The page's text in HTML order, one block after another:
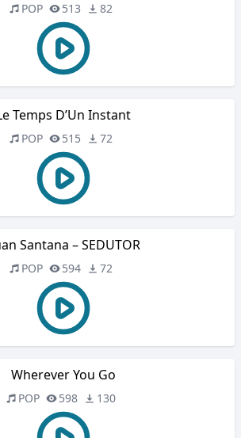
POP 513 82
Temps D’Un Instant
POP 515 72
Santana – SEDUTOR
POP 594 72
Wherever You Go
POP 598 130